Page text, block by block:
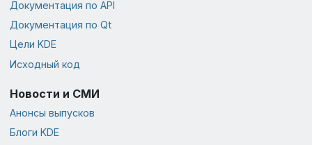
Документация по API
Документация по Qt
Цели KDE
Исходный код
Новости и СМИ
Анонсы выпусков
Блоги KDE